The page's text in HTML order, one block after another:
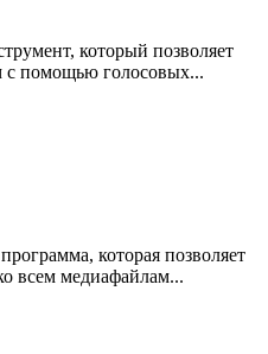
который позволяет
с помощью голосовых...
которая позволяет
всем медиафайлам...